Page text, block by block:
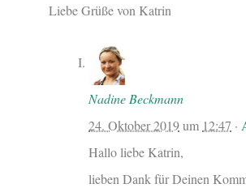
Liebe Grüße von Katrin
Nadine Beckmann
24. Oktober 2019um 12:47 ·
Hallo liebe Katrin,
lieben Dank für Deinen